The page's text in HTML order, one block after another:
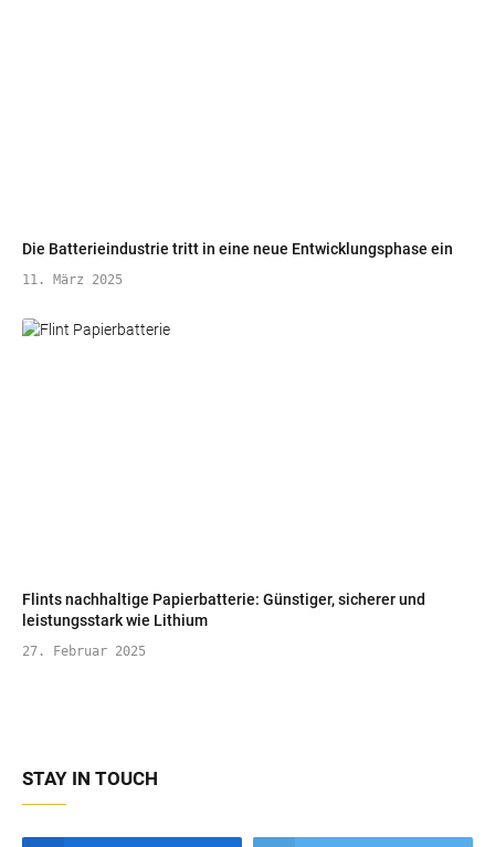
Die Batterieindustrie tritt in eine neue Entwicklungsphase ein
11. März 2025
Flints nachhaltige Papierbatterie: Günstiger, sicherer und
leistungsstark wie Lithium
27. Februar 2025
STAY IN TOUCH